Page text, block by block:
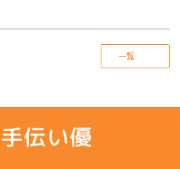
一覧